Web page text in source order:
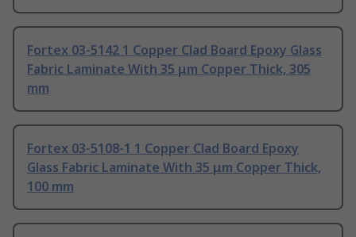
Fortex 03-5142 1 Copper Clad Board Epoxy Glass
Fabric Laminate With 35 μm Copper Thick, 305
mm
Fortex 03-5108-1 1 Copper Clad Board Epoxy
Glass Fabric Laminate With 35 μm Copper Thick,
100 mm